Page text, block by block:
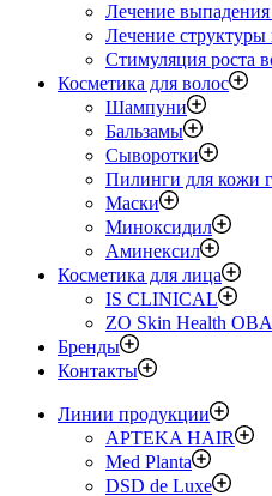
Лечение
Лечение структуры
Стимуляция роста
Косметика для волос
Шампуни
Бальзамы
Сыворотки
Пилинги для кожи
Маски
Миноксидил
Аминексил
Косметика для лица
IS CLINICAL
ZO Skin Health
Бренды
Контакты
Линии продукции
APTEKA HAIR
Med Planta
DSD de Luxe